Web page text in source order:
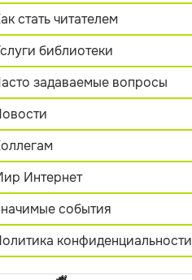
стать читателем
библиотеки
задаваемые вопросы
Интернет
события
конфиденциальности